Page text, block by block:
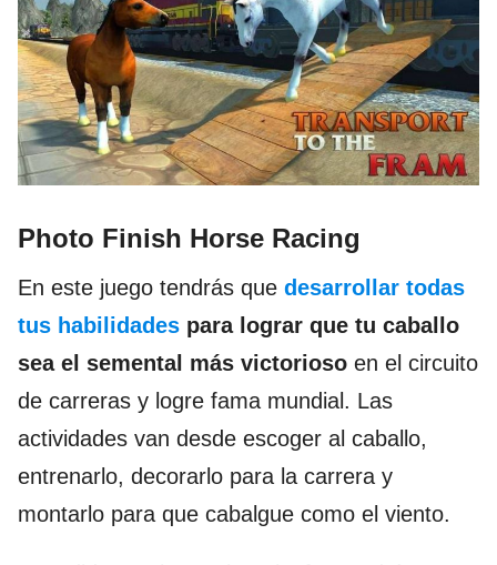
Photo Finish Horse Racing
En este juego tendrás que desarrollar todas
tus habilidades para lograr que tu caballo
sea el semental más victorioso en el circuito
de carreras y logre fama mundial. Las
actividades van desde escoger al caballo,
entrenarlo, decorarlo para la carrera y
montarlo para que cabalgue como el viento.